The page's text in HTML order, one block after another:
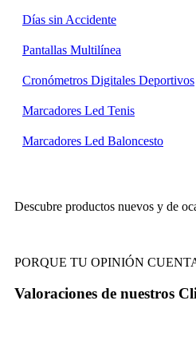
Días sin Accidente
Pantallas Multilínea
Cronómetros Digitales Deportivos
Marcadores Led Tenis
Marcadores Led Baloncesto
Descubre productos nuevos y de
PORQUE TU OPINIÓN
Valoraciones de nuestros